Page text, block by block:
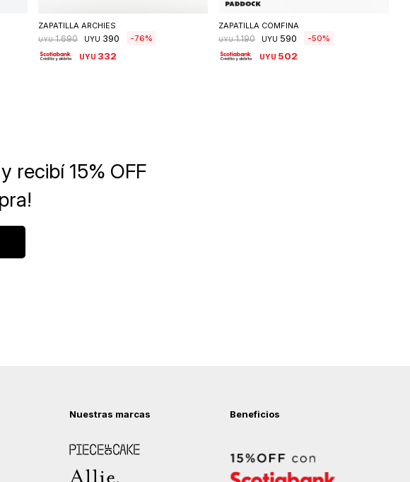
ZAPATILLA ARCHIES
UYU 1.690 UYU 390 76
UYU 332
ZAPATILLA COMFINA
UYU 1.190 UYU 590 50
UYU 502
Nuestras marcas
Piece of Cake
Allie
Beneficios
y recibí 15% OFF